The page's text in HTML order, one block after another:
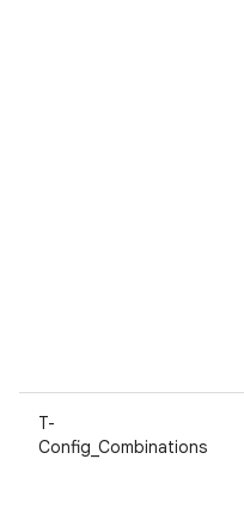
T-
Config_Combinations